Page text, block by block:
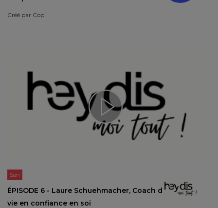
Créé par Copl
Son
ÉPISODE 6 - Laure Schuehmacher, Coach de
vie en confiance en soi